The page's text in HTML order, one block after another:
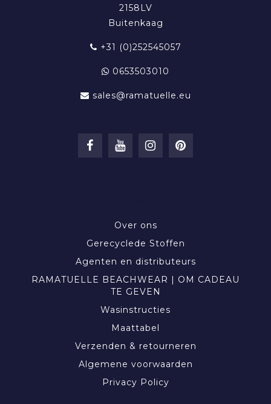
2158LV
Buitenkaag
+31 (0)252545057
0653503010
sales@ramatuelle.eu
Over ons
Gerecyclede Stoffen
Agenten en distributeurs
RAMATUELLE BEACHWEAR | OM CADEAU
TE GEVEN
Wasinstructies
Maattabel
Verzenden & retourneren
Algemene voorwaarden
Privacy Policy